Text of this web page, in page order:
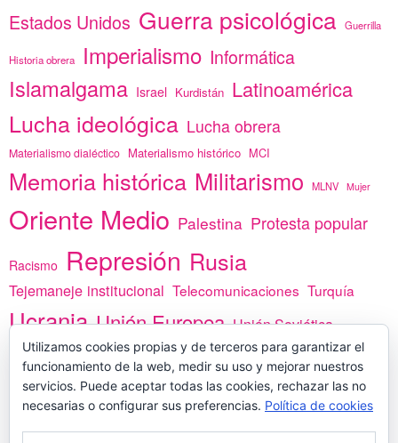
Estados Unidos Guerra psicológica Guerrilla
Historia obrera Imperialismo Informática
Islamalgama Israel Kurdistán Latinoamérica
Lucha ideológica Lucha obrera
Materialismo dialéctico Materialismo histórico MCI
Memoria histórica Militarismo MLNV Mujer
Oriente Medio Palestina Protesta popular
Racismo Represión Rusia
Tejemaneje institucional Telecomunicaciones Turquía
Ucrania Unión Europea Unión Soviética
vacunas Yemen África
PREGÚNTANOS
Utilizamos cookies propias y de terceros para garantizar el
funcionamiento de la web, medir su uso y mejorar nuestros
servicios. Puede aceptar todas las cookies, rechazar las no
necesarias o configurar sus preferencias. Política de cookies